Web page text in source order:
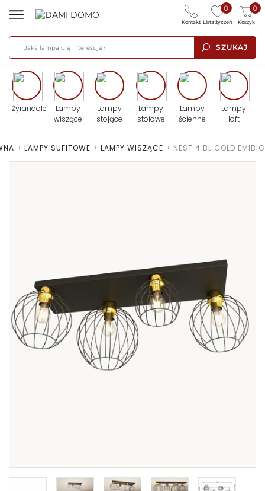
SZUKAJ
0
Lista życzeń
0
Koszyk
Kontakt
Żyrandole
Lampy
wiszące
Lampy
stojące
Lampy
stołowe
Lampy
ścienne
Lampy
loft
> LAMPY SUFITOWE > LAMPY WISZĄCE > NEST 4 BL GOLD EMIBIG